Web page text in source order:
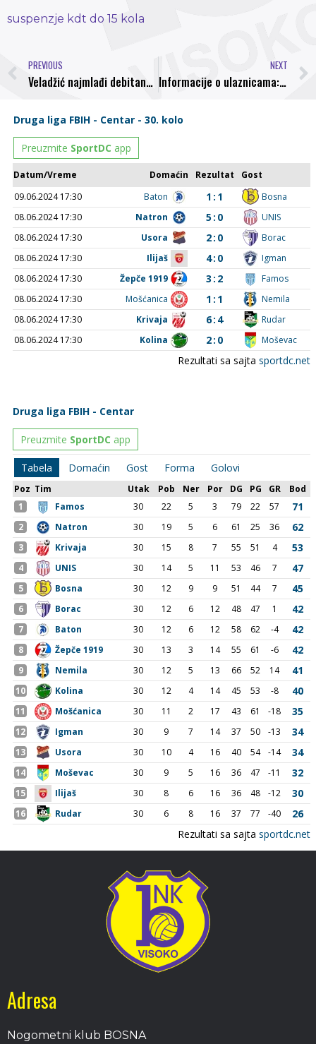
suspenzje kdt do 15 kola
PREVIOUS
Veladžić najmlađi debitant i strijelac, prvi golovi za Osmanovića i Herića, Vazda i Čataković debitovali
NEXT
Informacije o ulaznicama: Fudbalski spektakl na Koševu, SARAJEVO – GALATASARAY
Adresa
Nogometni klub BOSNA